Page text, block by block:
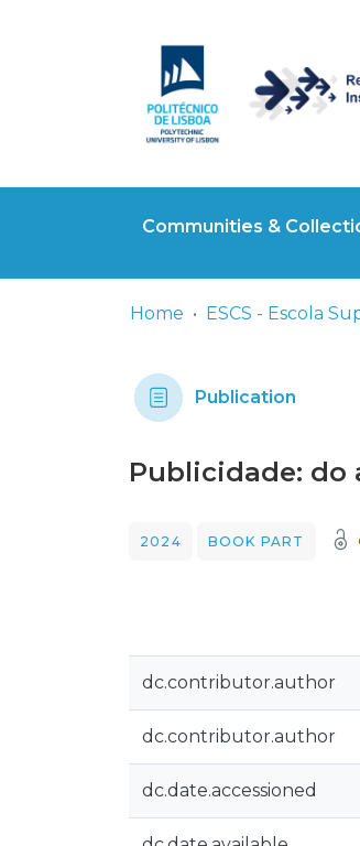
Communities &
Home
Publication
Publicidade: do
2024 BOOK PART
dc.contributor.author
dc.contributor.author
dc.date.accessioned